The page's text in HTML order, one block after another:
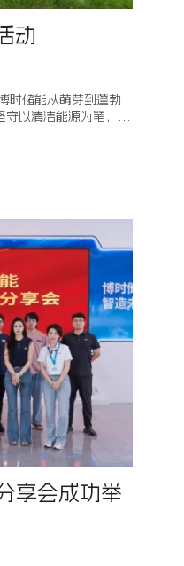
动
时储能从萌芽到蓬勃
望，更为携手奔赴的
享会成功举